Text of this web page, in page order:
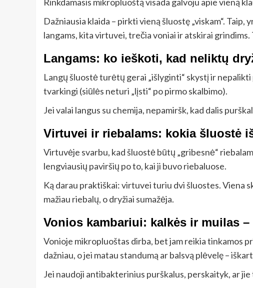
Dažniausia klaida – pirkti vieną šluostę „viskam“.
langams, kita virtuvei, trečia voniai ir atskirai
Langams: ko ieškoti, kad neliktų
Langų šluostė turėtų gerai „išlyginti“ skystį ir
tvarkingi (siūlės neturi „lįsti“ po pirmo skalbimo).
Jei valai langus su chemija, nepamiršk, kad dalis
Virtuvei ir riebalams: kokia šluostė
Virtuvėje svarbu, kad šluostė būtų „gribesnė“
lengviausių paviršių po to, kai ji buvo riebaluose.
Ką darau praktiškai: virtuvei turiu dvi šluostes. Viena
mažiau riebalų, o dryžiai sumažėja.
Vonios kambariui: kalkės ir muilas
Vonioje mikropluoštas dirba, bet jam reikia tinkamos
dažniau, o jei matau standumą ar balsvą plėvelę –
Jei naudoji antibakterinius purškalus, perskaityk, ar